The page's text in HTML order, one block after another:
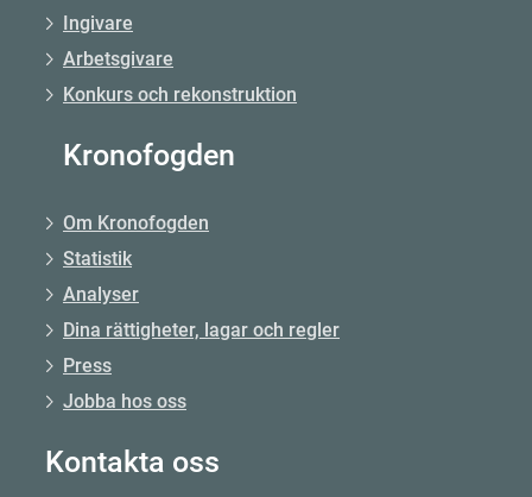
Ingivare
Arbetsgivare
Konkurs och rekonstruktion
Kronofogden
Om Kronofogden
Statistik
Analyser
Dina rättigheter, lagar och regler
Press
Jobba hos oss
Kontakta oss